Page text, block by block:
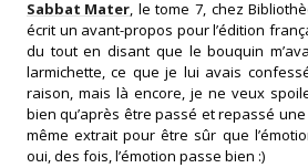
Sabbat Mater, le tome 7, chez
écrit un avant-propos pour l’édition
du tout en disant que le bouquin
larmichette, ce que je lui avais
raison, mais là encore, je ne veux
bien qu’après être passé et repassé
même extrait pour être sûr que
oui, des fois, l’émotion passe bien :)